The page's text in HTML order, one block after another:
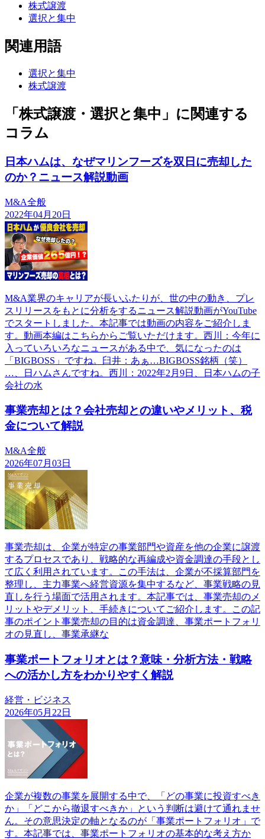
株式譲渡
選択と集中
関連用語
選択と集中
株式譲渡
「株式譲渡・選択と集中」に関連する
コラム
日本ハムは、なぜマリンフーズを双日に売却した
のか？ニュース解説動画
M&A全般
2022年04月20日
M&A業界のキャリアが長いふたりが、世の中の動き、プレ
スリリースをもとに分析をするニュース解説動画がYouTube
でスタートしました。本記事では動画の内容をご紹介しま
す。動画本編はこちらからご覧いただけます。西川：今年に
入っていろいろなニュースがある中で、気になったのは
「BIGBOSS」ですね。臼井：あぁ…BIGBOSS銘柄（笑）
…、日ハムさんですね。西川：2022年2月9日、日本ハムの子
会社の水
事業売却とは？会社売却との違いやメリット、税
金について解説
M&A全般
2026年07月03日
事業売却は、企業が特定の事業部門や資産を他の企業に譲渡
するプロセスであり、戦略的な再編成や資金調達の手段とし
て広く利用されています。この手法は、企業が不採算部門を
整理し、主力事業へ経営資源を集中するなど、事業戦略の見
直しを行う場面で活用されます。本記事では、事業売却のメ
リットやデメリット、手続きについてご紹介します。この記
事のポイント事業売却の目的は資金調達、事業ポートフォリ
オの見直し、事業承継な
事業ポートフォリオとは？意味・分析方法・戦略
への活かし方をわかりやすく解説
経営・ビジネス
2026年05月22日
企業が複数の事業を展開する中で、「どの事業に投資すべき
か」「どこから撤退すべきか」という判断は避けて通れませ
ん。その意思決定の軸となるのが「事業ポートフォリオ」で
す。本記事では、事業ポートフォリオの基本的な考え方か